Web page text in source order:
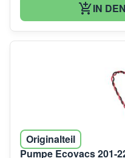
IN
Originalteil
Pumpe Ecovacs 201-